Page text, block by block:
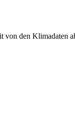
von den Klimadaten